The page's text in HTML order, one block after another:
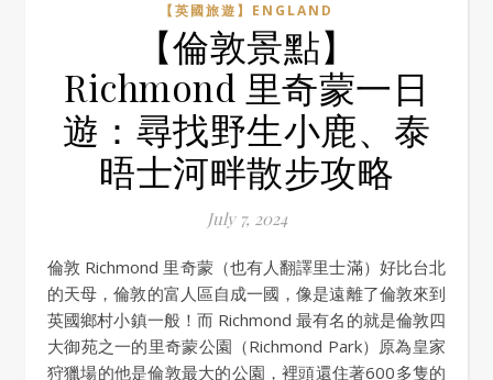
【英國旅遊】ENGLAND
【倫敦景點】
Richmond 里奇蒙一日
遊：尋找野生小鹿、泰
晤士河畔散步攻略
July 7, 2024
倫敦 Richmond 里奇蒙（也有人翻譯里士滿）好比台北
的天母，倫敦的富人區自成一國，像是遠離了倫敦來到
英國鄉村小鎮一般！而 Richmond 最有名的就是倫敦四
大御苑之一的里奇蒙公園（Richmond Park）原為皇家
狩獵場的他是倫敦最大的公園，裡頭還住著600多隻的